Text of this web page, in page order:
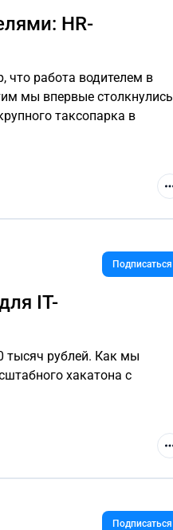
HR-
что работа водителем в
мы впервые столкнулись
таксопарка в
Подписаться
IT-
рублей. Как мы
хакатона с
Подписаться